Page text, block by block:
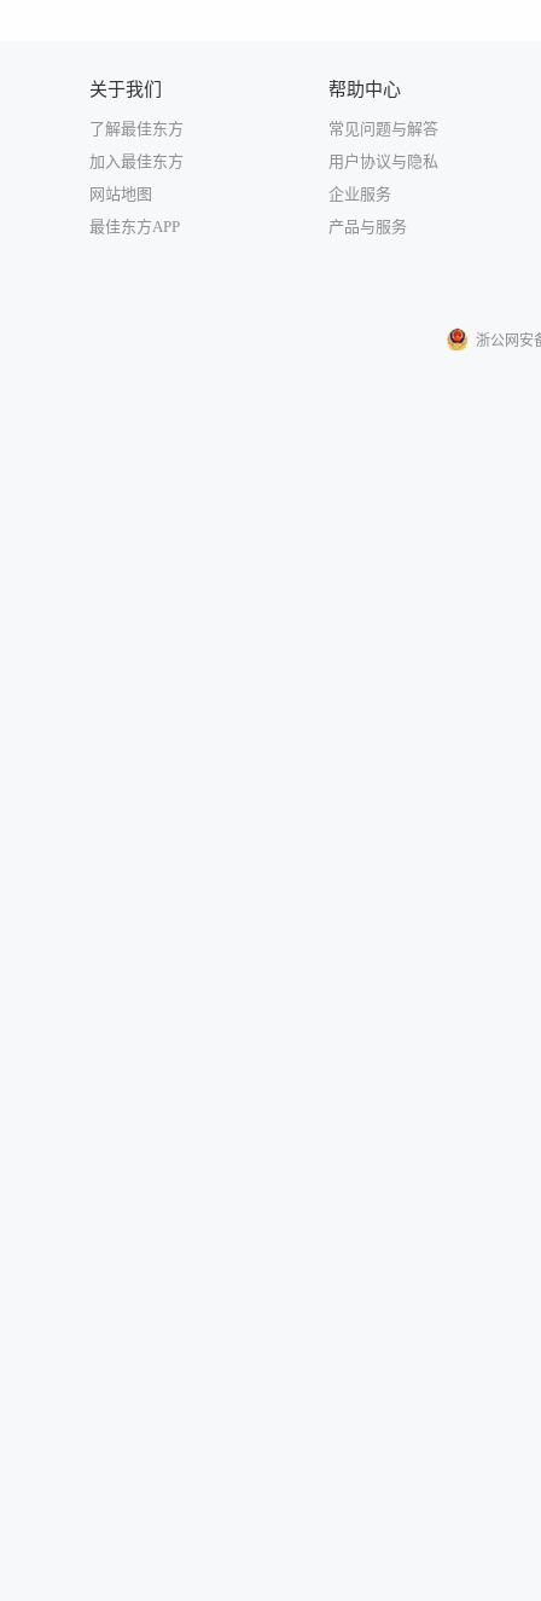
关于我们
了解最佳东方
加入最佳东方
网站地图
最佳东方APP
帮助中心
常见问题与解答
用户协议与隐私
企业服务
产品与服务
浙公网安